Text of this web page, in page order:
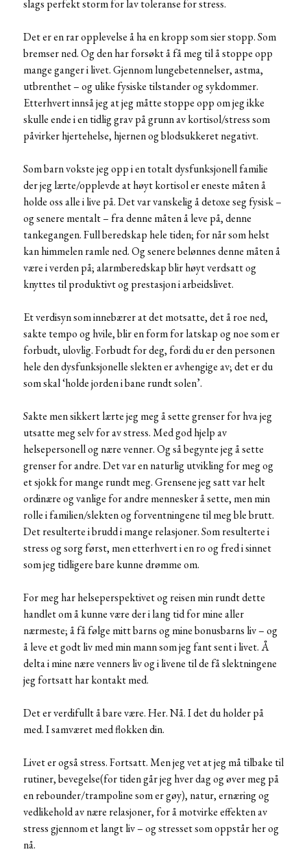
slags perfekt storm for lav toleranse for stress.
Det er en rar opplevelse å ha en kropp som sier stopp. Som
bremser ned. Og den har forsøkt å få meg til å stoppe opp
mange ganger i livet. Gjennom lungebetennelser, astma,
utbrenthet – og ulike fysiske tilstander og sykdommer.
Etterhvert innså jeg at jeg måtte stoppe opp om jeg ikke
skulle ende i en tidlig grav på grunn av kortisol/stress som
påvirker hjertehelse, hjernen og blodsukkeret negativt.
Som barn vokste jeg opp i en totalt dysfunksjonell familie
der jeg lærte/opplevde at høyt kortisol er eneste måten å
holde oss alle i live på. Det var vanskelig å detoxe seg fysisk –
og senere mentalt – fra denne måten å leve på, denne
tankegangen. Full beredskap hele tiden; for når som helst
kan himmelen ramle ned. Og senere belønnes denne måten å
være i verden på; alarmberedskap blir høyt verdsatt og
knyttes til produktivt og prestasjon i arbeidslivet.
Et verdisyn som innebærer at det motsatte, det å roe ned,
sakte tempo og hvile, blir en form for latskap og noe som er
forbudt, ulovlig. Forbudt for deg, fordi du er den personen
hele den dysfunksjonelle slekten er avhengige av; det er du
som skal ‘holde jorden i bane rundt solen’.
Sakte men sikkert lærte jeg meg å sette grenser for hva jeg
utsatte meg selv for av stress. Med god hjelp av
helsepersonell og nære venner. Og så begynte jeg å sette
grenser for andre. Det var en naturlig utvikling for meg og
et sjokk for mange rundt meg. Grensene jeg satt var helt
ordinære og vanlige for andre mennesker å sette, men min
rolle i familien/slekten og forventningene til meg ble brutt.
Det resulterte i brudd i mange relasjoner. Som resulterte i
stress og sorg først, men etterhvert i en ro og fred i sinnet
som jeg tidligere bare kunne drømme om.
For meg har helseperspektivet og reisen min rundt dette
handlet om å kunne være der i lang tid for mine aller
nærmeste; å få følge mitt barns og mine bonusbarns liv – og
å leve et godt liv med min mann som jeg fant sent i livet. Å
delta i mine nære venners liv og i livene til de få slektningene
jeg fortsatt har kontakt med.
Det er verdifullt å bare være. Her. Nå. I det du holder på
med. I samværet med flokken din.
Livet er også stress. Fortsatt. Men jeg vet at jeg må tilbake til
rutiner, bevegelse(for tiden går jeg hver dag og øver meg på
en rebounder/trampoline som er gøy), natur, ernæring og
vedlikehold av nære relasjoner, for å motvirke effekten av
stress gjennom et langt liv – og stresset som oppstår her og
nå.